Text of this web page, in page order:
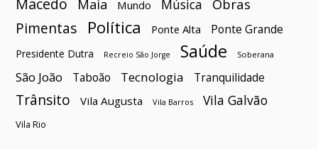
Macedo
Maia Mundo Música Obras
Pimentas Política Ponte Alta Ponte Grande
Presidente Dutra Recreio São Jorge Saúde Soberana
São João Taboão Tecnologia Tranquilidade
Trânsito Vila Augusta Vila Barros Vila Galvão
Vila Rio